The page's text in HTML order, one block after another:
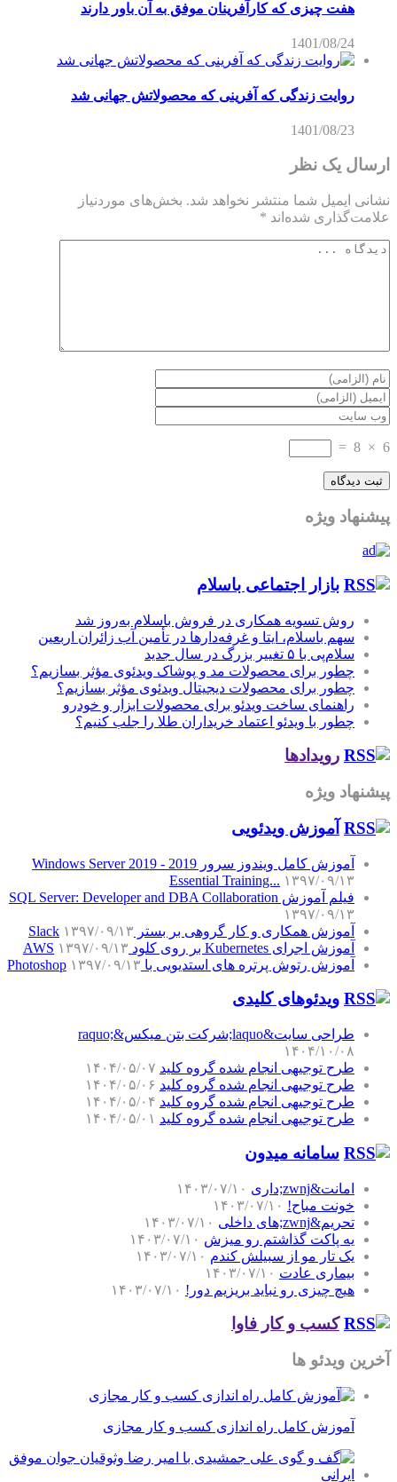
هفت چیزی که کارآفرینان موفق به آن باور دارند
1401/08/24
روایت زندگی که آفرینی که محصولاتش جهانی شد
1401/08/23
ارسال یک نظر
نشانی ایمیل شما منتشر نخواهد شد. بخش‌های موردنیاز
علامت‌گذاری شده‌اند *
6
×
8
=
پیشنهاد ویژه
بازار اجتماعی باسلام
روش تسویه همکاری در فروش باسلام به‌روز شد
سهم باسلام، ایتا و غرفه‌دارها در تأمین آب زائران اربعین
سلام‌پی با ۵ تغییر بزرگ در سال جدید
چطور برای محصولات مد و پوشاک ویدئوی مؤثر بسازیم؟
چطور برای محصولات دیجیتال ویدئوی مؤثر بسازیم؟
راهنمای ساخت ویدئو برای محصولات ابزار و خودرو
چطور با ویدئو اعتماد خریداران طلا را جلب کنیم؟
رویدادها
پیشنهاد ویژه
آموزش‌ ویدئویی
آموزش کامل ویندوز سرور 2019 - Windows Server 2019
Essential Training... ۱۳۹۷/۰۹/۱۳
فیلم آموزش SQL Server: Developer and DBA Collaboration
۱۳۹۷/۰۹/۱۳
آموزش همکاری و کار گروهی بر بستر Slack ۱۳۹۷/۰۹/۱۳
آموزش اجرای Kubernetes بر روی کلود AWS
۱۳۹۷/۰۹/۱۳
آموزش رتوش پرتره های استدیویی با Photoshop ۱۳۹۷/۰۹/۱۳
ویدئوهای کلیدی
طراحی سایت&laquo;شرکت بتن میکس&raquo;
۱۴۰۴/۱۰/۰۸
طرح توجیهی انجام شده گروه کلید ۱۴۰۴/۰۵/۰۷
طرح توجیهی انجام شده گروه کلید ۱۴۰۴/۰۵/۰۶
طرح توجیهی انجام شده گروه کلید ۱۴۰۴/۰۵/۰۴
طرح توجیهی انجام شده گروه کلید ۱۴۰۴/۰۵/۰۱
سامانه میدون
امانت&zwnj;داری
۱۴۰۳/۰۷/۱۰
خونت مباح! ۱۴۰۳/۰۷/۱۰
تحریم&zwnj;های داخلی
۱۴۰۳/۰۷/۱۰
یه پاکت گذاشتم رو میزش ۱۴۰۳/۰۷/۱۰
یک تار مو از سبیلش کندم ۱۴۰۳/۰۷/۱۰
بیماری عادت ۱۴۰۳/۰۷/۱۰
هیچ چیزی رو نباید بریزیم دور! ۱۴۰۳/۰۷/۱۰
کسب و کار فاوا
آخرین ویدئو ها
آموزش کامل راه اندازی کسب و کار مجازی